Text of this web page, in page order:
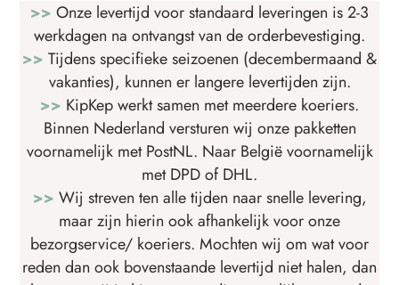
>> Onze levertijd voor standaard leveringen is 2-3
werkdagen na ontvangst van de orderbevestiging.
>> Tijdens specifieke seizoenen (decembermaand &
vakanties), kunnen er langere levertijden zijn.
>> KipKep werkt samen met meerdere koeriers.
Binnen Nederland versturen wij onze pakketten
voornamelijk met PostNL. Naar België voornamelijk
met DPD of DHL.
>> Wij streven ten alle tijden naar snelle levering,
maar zijn hierin ook afhankelijk voor onze
bezorgservice/ koeriers. Mochten wij om wat voor
reden dan ook bovenstaande levertijd niet halen, dan